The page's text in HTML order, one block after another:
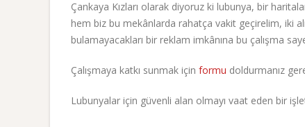
Çankaya Kızları olarak diyoruz ki lubunya, bir
hem biz bu mekânlarda rahatça vakit geçirelim, iki
bulamayacakları bir reklam imkânına bu çalışma
Çalışmaya katkı sunmak için formu doldurmanız
Lubunyalar için güvenli alan olmayı vaat eden bir